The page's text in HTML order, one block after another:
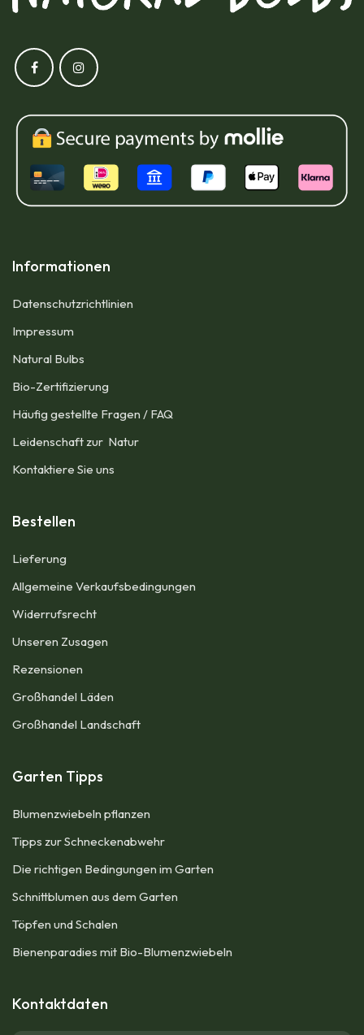
Informationen
Datenschutzrichtlinien
Impressum​
Natural Bulbs
Bio-Zertifizierung
Häufig gestellte Fragen / FAQ
Leidenschaft zur Natur
Kontaktiere Sie uns
Bestellen
Lieferung
Allgemeine Verkaufsbedingungen​
Widerrufsrecht
Unseren Zusagen
Rezensionen​
Großhandel Läden
Großhandel Landschaft
Garten Tipps
Blumenzwiebeln pflanzen
Tipps zur Schneckenabwehr
Die richtigen Bedingungen im Garten
Schnittblumen aus dem Garten
Töpfen und Schalen
Bienenparadies mit Bio-Blumenzwiebeln
Kontaktdaten